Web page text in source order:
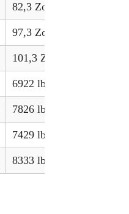
82,3 Zoll (209 cm)
97,3 Zoll (247 cm)
101,3 Zoll (257 cm)
6922 lbs (3139 kg)
7826 lbs (3549 kg)
7429 lbs (3369 kg)
8333 lbs (3779 kg)